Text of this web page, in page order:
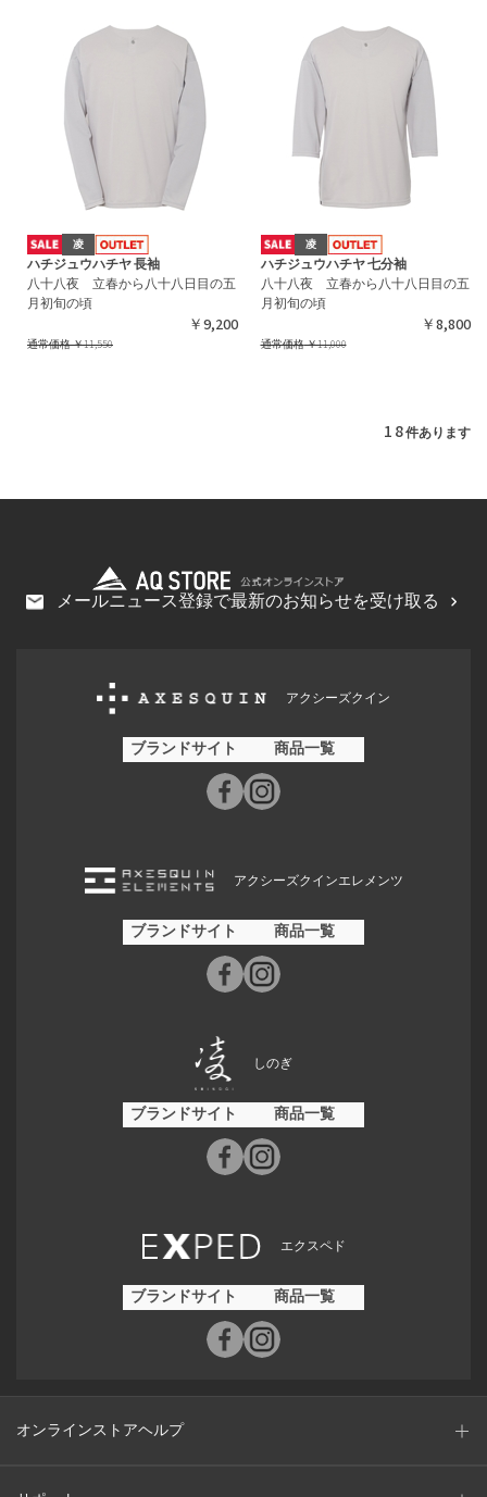
凌
ハチジュウハチヤ 長袖
八十八夜 立春から八十八日目の五
月初旬の頃
￥9,200
通常価格￥11,550
凌
ハチジュウハチヤ 七分袖
八十八夜 立春から八十八日目の五
月初旬の頃
￥8,800
通常価格￥11,000
18件あります
メールニュース登録で最新のお知らせを受け取る
アクシーズクイン
ブランドサイト 商品一覧
アクシーズクインエレメンツ
ブランドサイト 商品一覧
しのぎ
ブランドサイト 商品一覧
エクスペド
ブランドサイト 商品一覧
オンラインストアヘルプ